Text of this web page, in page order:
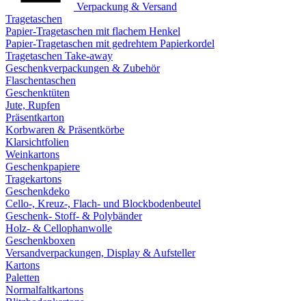
Verpackung & Versand
Tragetaschen
Papier-Tragetaschen mit flachem Henkel
Papier-Tragetaschen mit gedrehtem Papierkordel
Tragetaschen Take-away
Geschenkverpackungen & Zubehör
Flaschentaschen
Geschenktüten
Jute, Rupfen
Präsentkarton
Korbwaren & Präsentkörbe
Klarsichtfolien
Weinkartons
Geschenkpapiere
Tragekartons
Geschenkdeko
Cello-, Kreuz-, Flach- und Blockbodenbeutel
Geschenk- Stoff- & Polybänder
Holz- & Cellophanwolle
Geschenkboxen
Versandverpackungen, Display & Aufsteller
Kartons
Paletten
Normalfaltkartons